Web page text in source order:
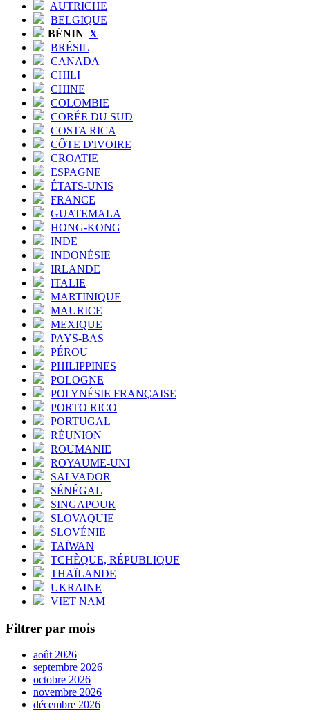
AUTRICHE
BELGIQUE
BÉNIN X
BRÉSIL
CANADA
CHILI
CHINE
COLOMBIE
CORÉE DU SUD
COSTA RICA
CÔTE D'IVOIRE
CROATIE
ESPAGNE
ÉTATS-UNIS
FRANCE
GUATEMALA
HONG-KONG
INDE
INDONÉSIE
IRLANDE
ITALIE
MARTINIQUE
MAURICE
MEXIQUE
PAYS-BAS
PÉROU
PHILIPPINES
POLOGNE
POLYNÉSIE FRANÇAISE
PORTO RICO
PORTUGAL
RÉUNION
ROUMANIE
ROYAUME-UNI
SALVADOR
SÉNÉGAL
SINGAPOUR
SLOVAQUIE
SLOVÉNIE
TAÏWAN
TCHÈQUE, RÉPUBLIQUE
THAÏLANDE
UKRAINE
VIET NAM
Filtrer par mois
août 2026
septembre 2026
octobre 2026
novembre 2026
décembre 2026